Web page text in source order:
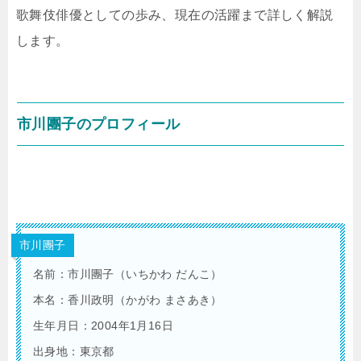
歌舞伎俳優としての歩み、現在の活躍まで詳しく解説
します。
市川團子のプロフィール
市川團子
名前：市川團子（いちかわ だんこ）
本名：香川政明（かがわ まさあき）
生年月日：2004年1月16日
出身地：東京都